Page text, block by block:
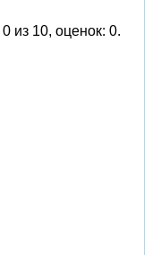
0 из 10, оценок: 0.